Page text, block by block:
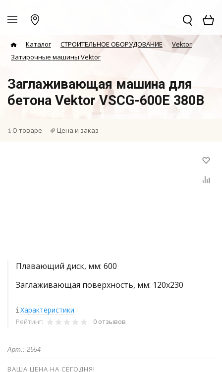
Каталог СТРОИТЕЛЬНОЕ ОБОРУДОВАНИЕ
Vektor
Затирочные машины Vektor
Заглаживающая машина для
бетона Vektor VSCG-600Е 380В
О товаре Цена и заказ
Плавающий диск, мм: 600
Заглаживающая поверхность, мм: 120х230
Характеристики
Рейтинг: 0 отзывов
Арт.: 2554
ВАША ЦЕНА НА СЕГОДНЯ!